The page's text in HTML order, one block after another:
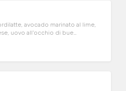
avocado marinato al lime,
uovo all'occhio di bue